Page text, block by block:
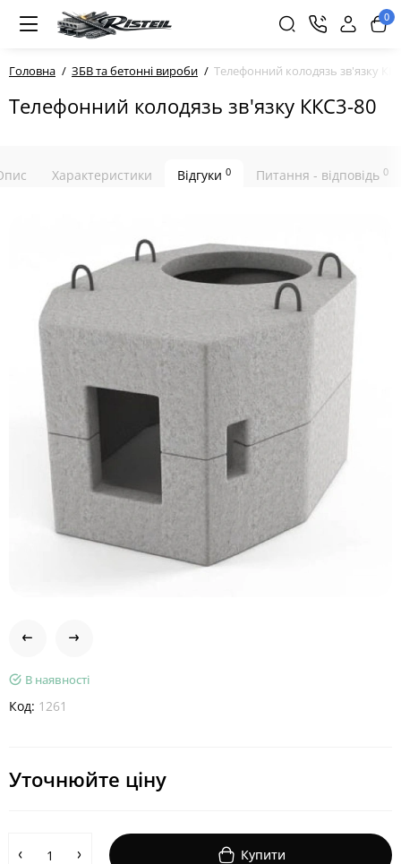
0
Головна ЗБВ та бетонні вироби Телефонний колодязь зв'язку
Телефонний колодязь зв'язку ККС3-80
Характеристики Відгуки 0 Питання - відповідь 0
В наявності
Код: 1261
Уточнюйте ціну
Купити